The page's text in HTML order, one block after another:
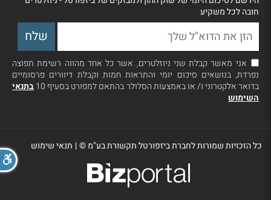
חובה לכל משקיע
אני מאשר קבלת שני ניוזלטרים, אשר כל אחד מהווה רשימת תפוצה
נפרדת, בנושאים סיכום יומי והתראות חמות וקבלת דיוורים פרסומיים
בדואר אלקטרוני ו/ או באמצעות הסלולר בהתאם למפורט בסעיף 10
בתנאי
השימוש
כל הזכויות שמורות לחברת ביזפורטל תקשורת בע"מ ©| תנאי שימוש